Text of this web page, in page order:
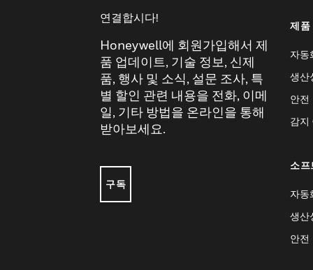
연결합시다!
Honeywell에 회원가입해서 제
품 업데이트, 기술 정보, 신제
품, 행사 및 소식, 설문 조사, 특
별 할인 관련 내용을 전화, 이메
일, 기타 방법을 온라인을 통해
받아보세요.
구독
제품
자동
생산
안전
감지
소프
자동
생산
안전